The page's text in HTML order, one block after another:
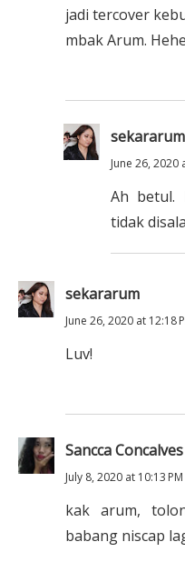
jadi tercover
mbak Arum.
sekararum
June 26, 2020
Ah betul.
tidak
sekararum
June 26, 2020 at 12:18
Luv!
Sancca Concalves
July 8, 2020 at 10:13 PM
kak arum,
babang niscap